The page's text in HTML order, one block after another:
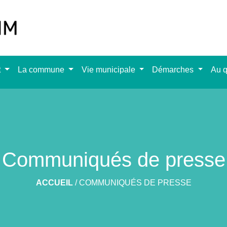
La commune Vie municipale Démarches Au
Communiqués de presse
ACCUEIL/COMMUNIQUÉS DE PRESSE